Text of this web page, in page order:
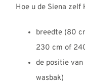
Hoe u de Siena
breedte (80
230 cm of
de positie
wasbak)